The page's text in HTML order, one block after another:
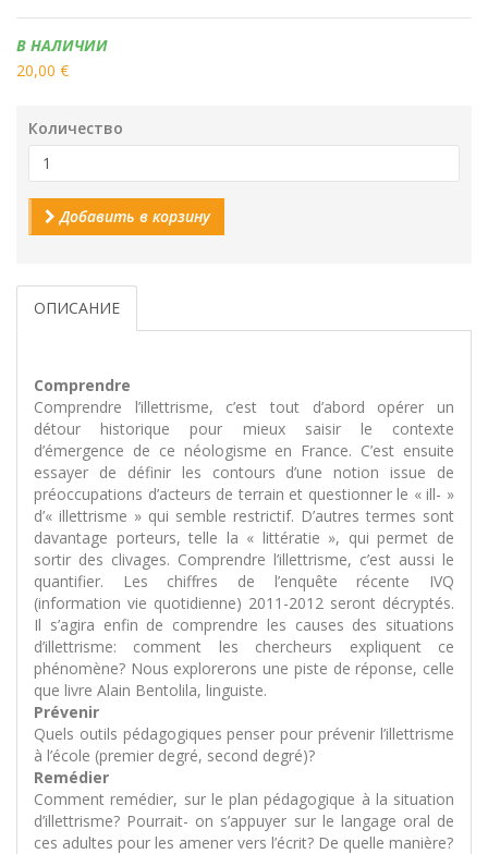
Наличие:
В НАЛИЧИИ
20,00 €
Количество
Добавить в корзину
ОПИСАНИЕ
Comprendre
Comprendre l’illettrisme, c’est tout d’abord opérer un
détour historique pour mieux saisir le contexte
d’émergence de ce néologisme en France. C’est ensuite
essayer de définir les contours d’une notion issue de
préoccupations d’acteurs de terrain et questionner le « ill- »
d’« illettrisme » qui semble restrictif. D’autres termes sont
davantage porteurs, telle la « littératie », qui permet de
sortir des clivages. Comprendre l’illettrisme, c’est aussi le
quantifier. Les chiffres de l’enquête récente IVQ
(information vie quotidienne) 2011-2012 seront décryptés.
Il s’agira enfin de comprendre les causes des situations
d’illettrisme: comment les chercheurs expliquent ce
phénomène? Nous explorerons une piste de réponse, celle
que livre Alain Bentolila, linguiste.
Prévenir
Quels outils pédagogiques penser pour prévenir l’illettrisme
à l’école (premier degré, second degré)?
Remédier
Comment remédier, sur le plan pédagogique à la situation
d’illettrisme? Pourrait- on s’appuyer sur le langage oral de
ces adultes pour les amener vers l’écrit? De quelle manière?